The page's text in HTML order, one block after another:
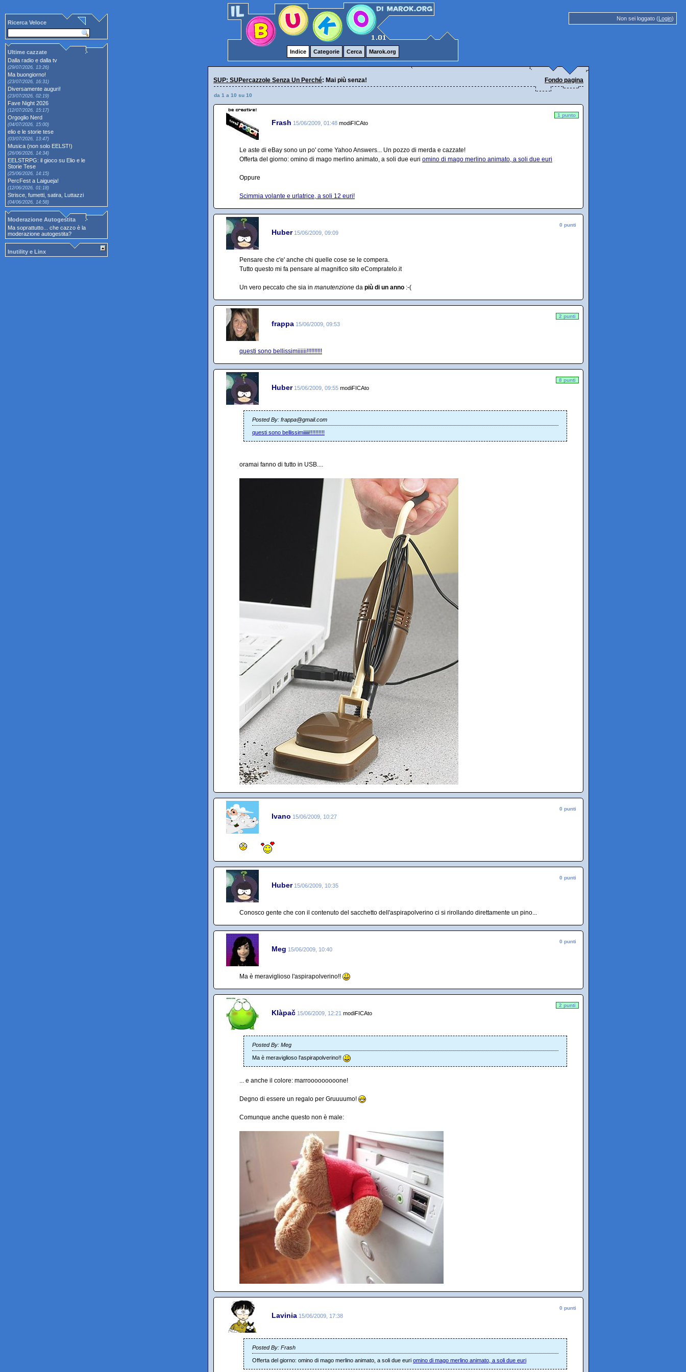
Non sei loggato (Login)
Indice Categorie Cerca Marok.org
Ricerca Veloce
Ultime cazzate
Dalla radio e dalla tv
(29/07/2026, 13:26)
Ma buongiorno!
(23/07/2026, 16:31)
Diversamente auguri!
(23/07/2026, 02:19)
Fave Night 2026
(12/07/2026, 15:17)
Orgoglio Nerd
(04/07/2026, 15:00)
elio e le storie tese
(03/07/2026, 13:47)
Musica (non solo EELST!)
(26/06/2026, 14:34)
EELSTRPG: il gioco su Elio e le
Storie Tese
(25/06/2026, 14:15)
PercFest a Laigueja!
(12/06/2026, 01:18)
Strisce, fumetti, satira, Luttazzi
(04/06/2026, 14:58)
Moderazione Autogestita
Ma soprattutto... che cazzo è la
moderazione autogestita?
Inutility e Linx
SUP: SUPercazzole Senza Un Perché: Mai più senza! Fondo pagina
da 1 a 10 su 10
Frash 15/06/2009, 01:48 modiFICAto
1 punto
Le aste di eBay sono un po' come Yahoo Answers... Un pozzo di merda e cazzate!
Offerta del giorno: omino di mago merlino animato, a soli due euri omino di mago merlino animato, a soli due euri
Oppure
Scimmia volante e urlatrice, a soli 12 euri!
Huber 15/06/2009, 09:09
0 punti
Pensare che c'e' anche chi quelle cose se le compera.
Tutto questo mi fa pensare al magnifico sito eCompratelo.it
Un vero peccato che sia in manutenzione da più di un anno :-(
frappa 15/06/2009, 09:53
2 punti
questi sono bellissimiiiiii!!!!!!!!!!
Huber 15/06/2009, 09:55 modiFICAto
8 punti
Posted By: frappa@gmail.com
questi sono bellissimiiiiii!!!!!!!!!!
oramai fanno di tutto in USB....
Ivano 15/06/2009, 10:27
0 punti
Huber 15/06/2009, 10:35
0 punti
Conosco gente che con il contenuto del sacchetto dell'aspirapolverino ci si rirollando direttamente un pino...
Meg 15/06/2009, 10:40
0 punti
Ma è meraviglioso l'aspirapolverino!!
Klàpač 15/06/2009, 12:21 modiFICAto
2 punti
Posted By: Meg
Ma è meraviglioso l'aspirapolverino!!
... e anche il colore: marrooooooooone!
Degno di essere un regalo per Gruuuumo!
Comunque anche questo non è male:
Lavinia 15/06/2009, 17:38
0 punti
Posted By: Frash
Offerta del giorno: omino di mago merlino animato, a soli due euri omino di mago merlino animato, a soli due euri